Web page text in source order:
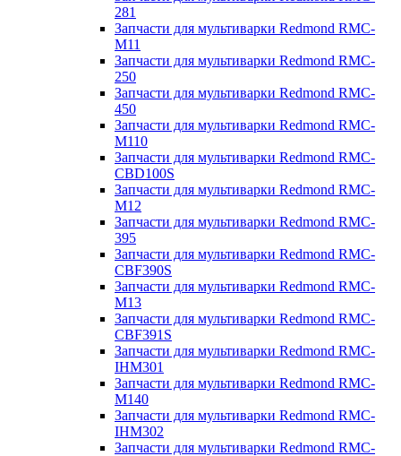
281
Запчасти для мультиварки Redmond RMC-
M11
Запчасти для мультиварки Redmond RMC-
250
Запчасти для мультиварки Redmond RMC-
450
Запчасти для мультиварки Redmond RMC-
M110
Запчасти для мультиварки Redmond RMC-
CBD100S
Запчасти для мультиварки Redmond RMC-
M12
Запчасти для мультиварки Redmond RMC-
395
Запчасти для мультиварки Redmond RMC-
CBF390S
Запчасти для мультиварки Redmond RMC-
M13
Запчасти для мультиварки Redmond RMC-
CBF391S
Запчасти для мультиварки Redmond RMC-
IHM301
Запчасти для мультиварки Redmond RMC-
M140
Запчасти для мультиварки Redmond RMC-
IHM302
Запчасти для мультиварки Redmond RMC-